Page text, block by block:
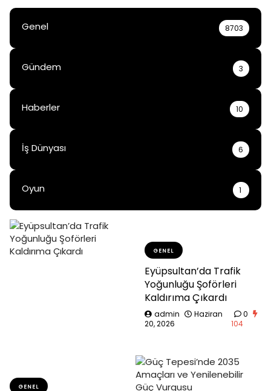
Genel 8703
Gündem 3
Haberler 10
İş Dünyası 6
Oyun 1
GENEL
Eyüpsultan’da Trafik
Yoğunluğu Şoförleri
Kaldırıma Çıkardı
admin
Haziran
20, 2026
0
104
GENEL